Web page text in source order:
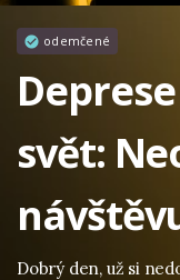
odemčené
svět:
Dobrý den, už si